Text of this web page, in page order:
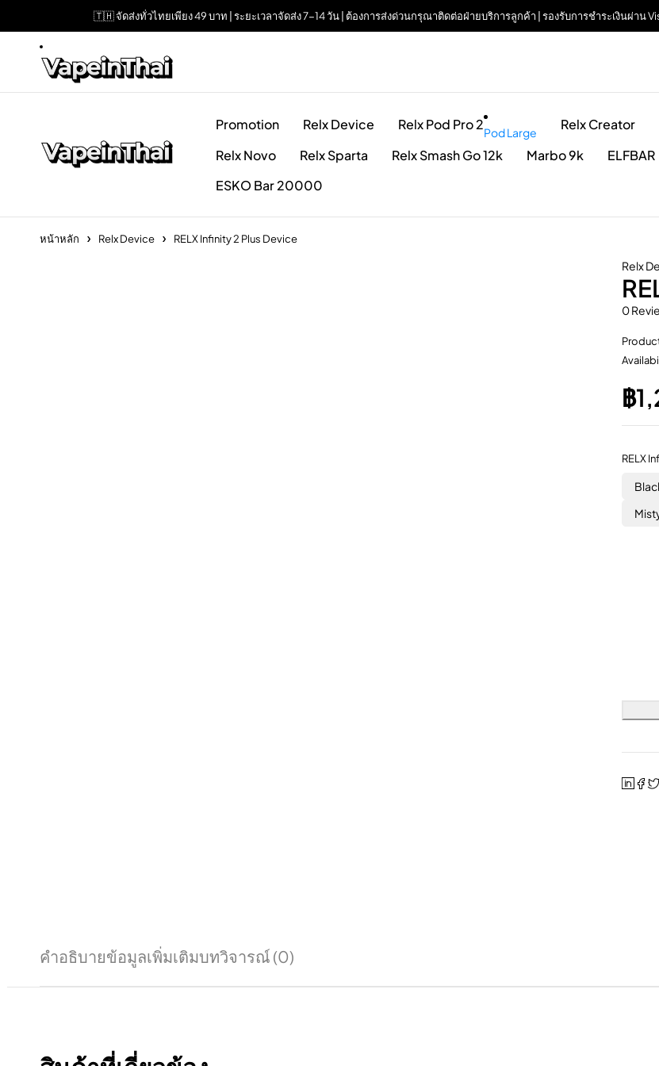
🇹🇭 จัดส่งทั่วไทยเพียง 49 บาท | ระยะเวลาจัดส่ง 7-14 วัน | ต้องการส่งด่วนกรุณาติดต่อฝ่ายบริการลูกค้า | รองรับการชำระเงินผ่าน
Promotion Relx Device Relx Pod Pro 2Pod Large
Relx Creator
Relx Novo
Relx Sparta Relx Smash Go 12k Marbo 9k
ELFBAR
ESKO Bar 20000
หน้าหลัก Relx Device RELX Infinity 2 Plus Device
Relx
0
฿
RELX
คำอธิบายข้อมูลเพิ่มเติมบทวิจารณ์ (0)